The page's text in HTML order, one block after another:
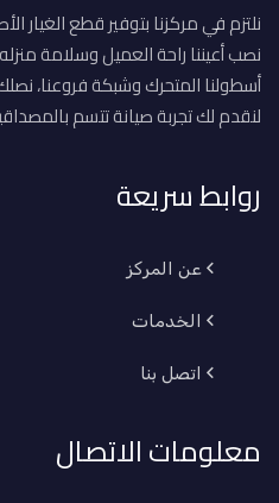
نلتزم في مركزنا بتوفير قطع
نصب أعيننا راحة العميل وسلامة
أسطولنا المتحرك وشبكة فروعنا،
لنقدم لك تجربة صيانة تتسم
روابط سريعة
عن المركز
الخدمات
اتصل بنا
معلومات الاتصال